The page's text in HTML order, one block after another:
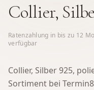
Collier,
Ratenzahlung in bis zu 12
verfügbar
Collier, Silber 925,
Sortiment bei